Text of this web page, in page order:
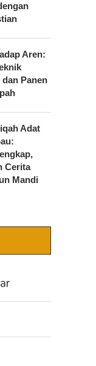
Aren:
Panen
Adat
Cerita
Mandi